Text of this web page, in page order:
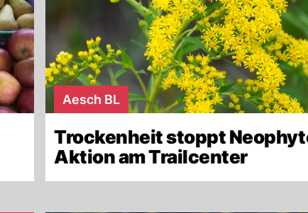
Aesch BL
Trockenheit stoppt
Aktion am Trailcenter